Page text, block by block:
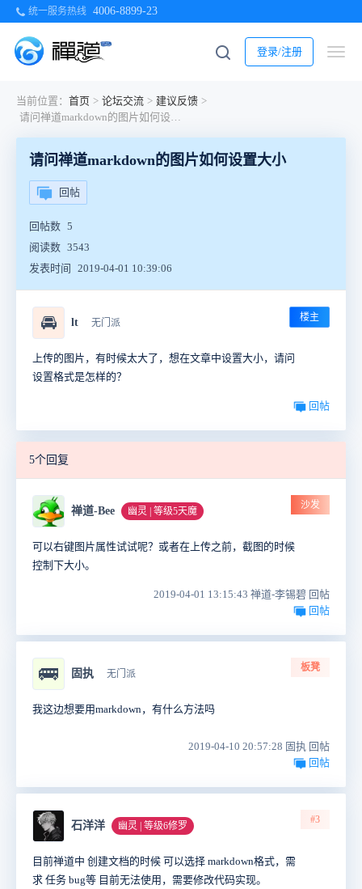
统一服务热线 4006-8899-23
登录/注册
当前位置： 首页 > 论坛交流 > 建议反馈 >
请问禅道markdown的图片如何设置大小
请问禅道markdown的图片如何设置大小
回帖
回帖数 5
阅读数 3543
发表时间
2019-04-01 10:39:06
🚘 lt 无门派 楼主
上传的图片，有时候太大了，想在文章中设置大小，请问
设置格式是怎样的？
回帖
5个回复
禅道-Bee 幽灵 | 等级5天魔
沙发
可以右键图片属性试试呢？或者在上传之前，截图的时候
控制下大小。
2019-04-01 13:15:43 禅道-李锡碧 回帖
回帖
🚌 固执 无门派
板凳
我这边想要用markdown，有什么方法吗
2019-04-10 20:57:28 固执 回帖
回帖
石洋洋 幽灵 | 等级6修罗
#3
目前禅道中 创建文档的时候 可以选择 markdown格式，需
求 任务 bug等 目前无法使用，需要修改代码实现。